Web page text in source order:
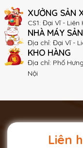
XƯỞNG SẢN
CS1: Đại Vĩ -
NHÀ MÁY
Địa chỉ: Đại Vĩ -
KHO HÀNG
Địa chỉ: Phố
Nội
Liên